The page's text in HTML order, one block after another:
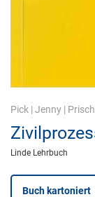
Pick | Jenny |
Linde Lehrbuch
Buch kartoniert